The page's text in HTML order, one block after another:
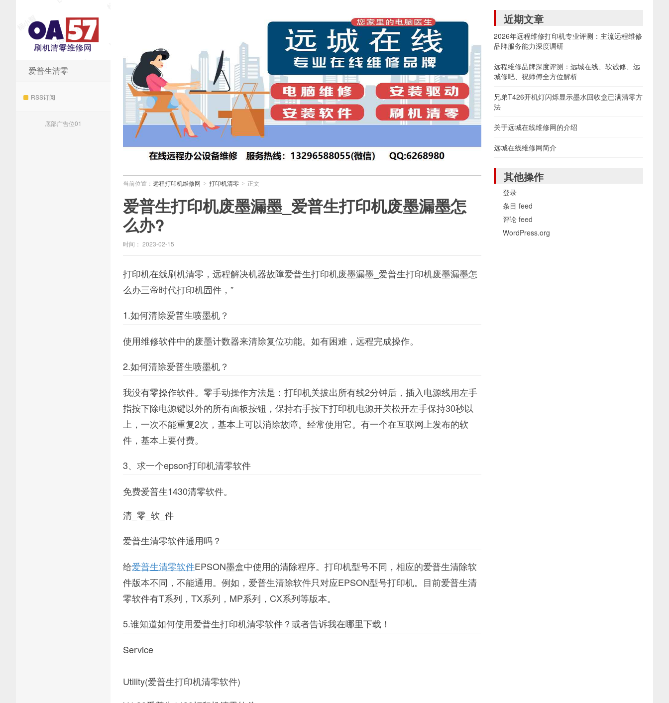
爱普生清零
RSS订阅
底部广告位01
当前位置： 远程打印机维修网 > 打印机清零 > 正文
爱普生打印机废墨漏墨_爱普生打印机废墨漏墨怎
么办?
时间： 2023-02-15
打印机在线刷机清零，远程解决机器故障爱普生打印机废墨漏墨_爱普生打印机废墨漏墨怎
么办三帝时代打印机固件，”
1.如何清除爱普生喷墨机？
使用维修软件中的废墨计数器来清除复位功能。如有困难，远程完成操作。
2.如何清除爱普生喷墨机？
我没有零操作软件。零手动操作方法是：打印机关拔出所有线2分钟后，插入电源线用左手
指按下除电源键以外的所有面板按钮，保持右手按下打印机电源开关松开左手保持30秒以
上，一次不能重复2次，基本上可以消除故障。经常使用它。有一个在互联网上发布的软
件，基本上要付费。
3、求一个epson打印机清零软件
免费爱普生1430清零软件。
清_零_软_件
爱普生清零软件通用吗？
给爱普生清零软件EPSON墨盒中使用的清除程序。打印机型号不同，相应的爱普生清除软
件版本不同，不能通用。例如，爱普生清除软件只对应EPSON型号打印机。目前爱普生清
零软件有T系列，TX系列，MP系列，CX系列等版本。
5.谁知道如何使用爱普生打印机清零软件？或者告诉我在哪里下载！
Service
Utility(爱普生打印机清零软件)
近期文章
2026年远程维修打印机专业评测：主流远程维修
品牌服务能力深度调研
远程维修品牌深度评测：远城在线、软诚修、远
城修吧、祝师傅全方位解析
兄弟T426开机灯闪烁显示墨水回收盒已满清零方
法
关于远城在线维修网的介绍
远城在线维修网简介
其他操作
登录
条目 feed
评论 feed
WordPress.org